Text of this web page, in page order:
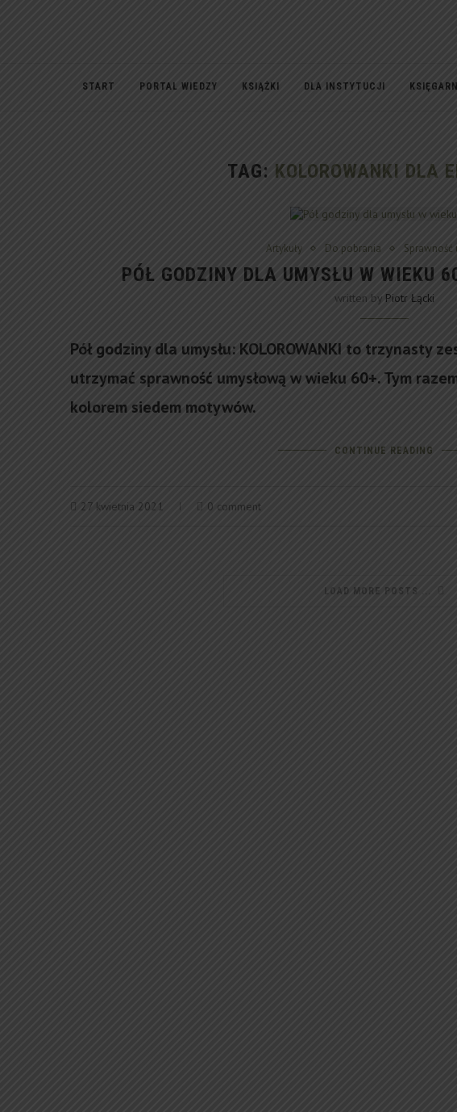
START PORTAL WIEDZY KSIĄŻKI DLA INSTYTUCJI
TAG: KOLOROWANKI DLA
Artykuły Do pobrania Sprawność
PÓŁ GODZINY DLA UMYSŁU W WIEKU
written by Piotr Łącki
Pół godziny dla umysłu: KOLOROWANKI to trzynasty
utrzymać sprawność umysłową w wieku 60+. Tym
kolorem siedem motywów.
CONTINUE READING
27 kwietnia 2021 0 comment
LOAD MORE POSTS